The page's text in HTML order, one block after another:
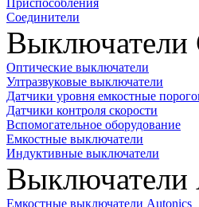
Приспособления
Соединители
Оптические выключатели
Ултразвуковые выключатели
Датчики уровня емкостные
Датчики контроля скорости
Вспомогательное оборудование
Емкостные выключатели
Индуктивные выключатели
Выключатели
Емкостные выключатели Autonics